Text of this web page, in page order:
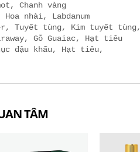
Chanh vàng
nhài, Labdanum
Tuyết tùng, Kim tuyết tùng,
Gỗ Guaiac, Hạt tiêu
đậu khấu, Hạt tiêu,
TÂM